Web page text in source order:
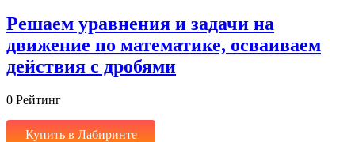
Решаем уравнения и задачи на
движение по математике, осваиваем
действия с дробями
0 Рейтинг
Купить в Лабиринте